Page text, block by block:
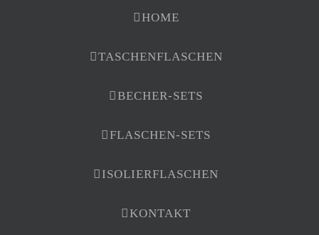
HOME
TASCHENFLASCHEN
BECHER-SETS
FLASCHEN-SETS
ISOLIERFLASCHEN
KONTAKT